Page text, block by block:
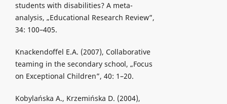
students with disabilities? A meta-
analysis, „Educational Research Review”,
34: 100–405.
Knackendoffel E.A. (2007), Collaborative
teaming in the secondary school, „Focus
on Exceptional Children”, 40: 1–20.
Kobylańska A., Krzemińska D. (2004),